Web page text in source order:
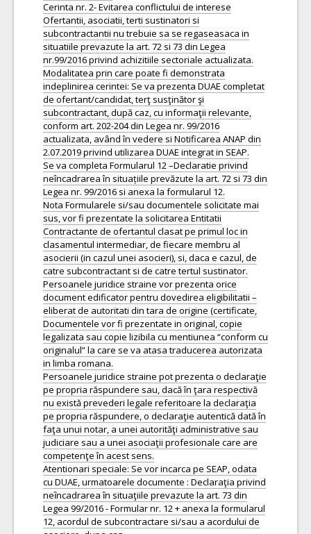
Cerinta nr. 2- Evitarea conflictului de interese
Ofertantii, asociatii, terti sustinatori si
subcontractantii nu trebuie sa se regaseasaca in
situatiile prevazute la art. 72 si 73 din Legea
nr.99/2016 privind achizitiile sectoriale actualizata.
Modalitatea prin care poate fi demonstrata
indeplinirea cerintei: Se va prezenta DUAE completat
de ofertant/candidat, terţ susţinător şi
subcontractant, după caz, cu informaţii relevante,
conform art. 202-204 din Legea nr. 99/2016
actualizata, având în vedere si Notificarea ANAP din
2.07.2019 privind utilizarea DUAE integrat in SEAP.
Se va completa Formularul 12 –Declaratie privind
neîncadrarea în situațiile prevăzute la art. 72 si 73 din
Legea nr. 99/2016 si anexa la formularul 12.
Nota Formularele si/sau documentele solicitate mai
sus, vor fi prezentate la solicitarea Entitatii
Contractante de ofertantul clasat pe primul loc in
clasamentul intermediar, de fiecare membru al
asocierii (in cazul unei asocieri), si, daca e cazul, de
catre subcontractant si de catre tertul sustinator.
Persoanele juridice straine vor prezenta orice
document edificator pentru dovedirea eligibilitatii –
eliberat de autoritati din tara de origine (certificate,
Documentele vor fi prezentate in original, copie
legalizata sau copie lizibila cu mentiunea “conform cu
originalul” la care se va atasa traducerea autorizata
in limba romana.
Persoanele juridice straine pot prezenta o declaraţie
pe propria răspundere sau, dacă în ţara respectivă
nu există prevederi legale referitoare la declaraţia
pe propria răspundere, o declaraţie autentică dată în
faţa unui notar, a unei autorităţi administrative sau
judiciare sau a unei asociaţii profesionale care are
competenţe în acest sens.
Atentionari speciale: Se vor incarca pe SEAP, odata
cu DUAE, urmatoarele documente : Declaraţia privind
neȋncadrarea ȋn situaţiile prevazute la art. 73 din
Legea 99/2016 - Formular nr. 12 + anexa la formularul
12, acordul de subcontractare si/sau a acordului de